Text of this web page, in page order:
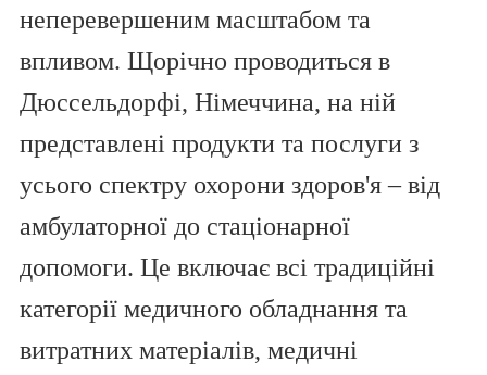
неперевершеним масштабом та
впливом. Щорічно проводиться в
Дюссельдорфі, Німеччина, на ній
представлені продукти та послуги з
усього спектру охорони здоров'я – від
амбулаторної до стаціонарної
допомоги. Це включає всі традиційні
категорії медичного обладнання та
витратних матеріалів, медичні